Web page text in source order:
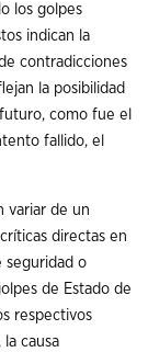
los golpes
indican la
contradicciones
la posibilidad
como fue el
fallido, el
variar de un
directas en
seguridad o
de Estado de
respectivos
causa